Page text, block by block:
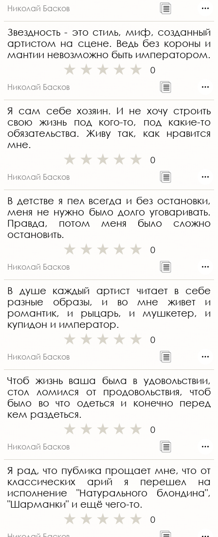
Николай Басков
Звездность - это стиль, миф, созданный
артистом на сцене. Ведь без короны и
мантии невозможно быть императором.
0
Николай Басков
Я сам себе хозяин. И не хочу строить
свою жизнь под кого-то, под какие-то
обязательства. Живу так, как нравится
мне.
0
Николай Басков
В детстве я пел всегда и без остановки,
меня не нужно было долго уговаривать.
Правда, потом меня было сложно
остановить.
0
Николай Басков
В душе каждый артист читает в себе
разные образы, и во мне живет и
романтик, и рыцарь, и мушкетер, и
купидон и император.
0
Николай Басков
Чтоб жизнь ваша была в удовольствии,
стол ломился от продовольствия, чтоб
было во что одеться и конечно перед
кем раздеться.
0
Николай Басков
Я рад, что публика прощает мне, что от
классических арий я перешел на
исполнение "Натурального блондина",
"Шарманки" и ещё чего-то.
0